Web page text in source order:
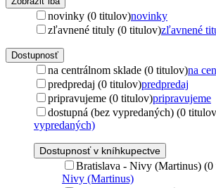
novinky (0 titulov)novinky
zľavnené tituly (0 titulov)zľavnené
Dostupnosť
na centrálnom sklade (0 titulov)na
predpredaj (0 titulov)predpredaj
pripravujeme (0 titulov)pripravujeme
dostupná (bez vypredaných) (0
vypredaných)
Dostupnosť v kníhkupectve
Bratislava - Nivy (Martinus)
Nivy (Martinus)